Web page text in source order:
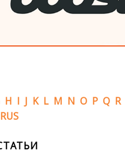
H I J K L M N O P Q R
RUS